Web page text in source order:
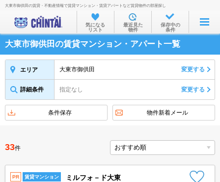
お部屋を探す
沿線・駅から
住所から
物件特集から
不動産会社から
TOP
大東市御供田の賃貸・不動産情報で賃貸マンション・賃貸アパートなど賃貸物件の部屋探し
気になる
リスト
最近見た
物件
保存中の
条件
大東市御供田の賃貸マンション・アパート一覧
エリア 大東市御供田 変更する
詳細条件 指定なし 変更する
条件保存 物件新着メール
33件
PR 賃貸マンション ミルフォ－ド大東